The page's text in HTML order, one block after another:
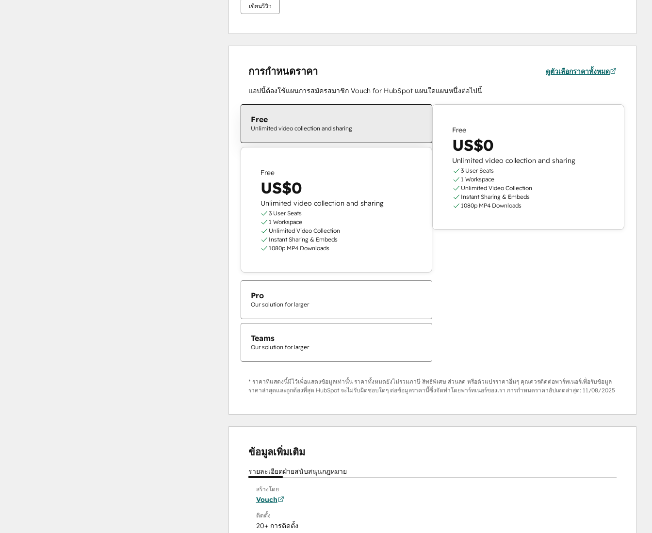
เขียนรีวิว
การกำหนดราคา ดูตัวเลือกราคาทั้งหมด
แอปนี้ต้องใช้แผนการสมัครสมาชิก Vouch for HubSpot แผนใดแผนหนึ่งต่อไปนี้
Free
Unlimited video collection and sharing
Free
US$0
Unlimited video collection and sharing
3 User Seats
1 Workspace
Unlimited Video Collection
Instant Sharing & Embeds
1080p MP4 Downloads
Pro
Our solution for larger
Teams
Our solution for larger
Free
US$0
Unlimited video collection and sharing
3 User Seats
1 Workspace
Unlimited Video Collection
Instant Sharing & Embeds
1080p MP4 Downloads
* ราคาที่แสดงนี้มีไว้เพื่อแสดงข้อมูลเท่านั้น ราคาทั้งหมดยังไม่รวมภาษี สิทธิพิเศษ ส่วนลด หรือตัวแปรราคาอื่นๆ คุณควรติดต่อพาร์ทเนอร์เพื่อรับข้อมูล
ราคาล่าสุดและถูกต้องที่สุด HubSpot จะไม่รับผิดชอบใดๆ ต่อข้อมูลราคานี้ซึ่งจัดทำโดยพาร์ทเนอร์ของเรา การกำหนดราคาอัปเดตล่าสุด: 11/08/2025
ข้อมูลเพิ่มเติม
รายละเอียดฝ่ายสนับสนุนกฎหมาย
สร้างโดย
Vouch
ติดตั้ง
20+ การติดตั้ง